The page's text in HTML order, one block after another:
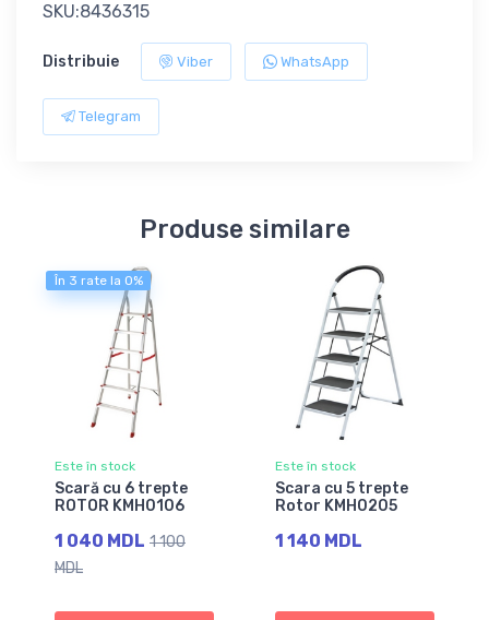
SKU:8436315
Distribuie Viber WhatsApp
Telegram
Produse similare
În 3 rate la 0%
Este în stock
Scară cu 6 trepte
ROTOR KMH0106
1 040 MDL 1 100
MDL
Este în stock
Scara cu 5 trepte
Rotor KMH0205
1 140 MDL